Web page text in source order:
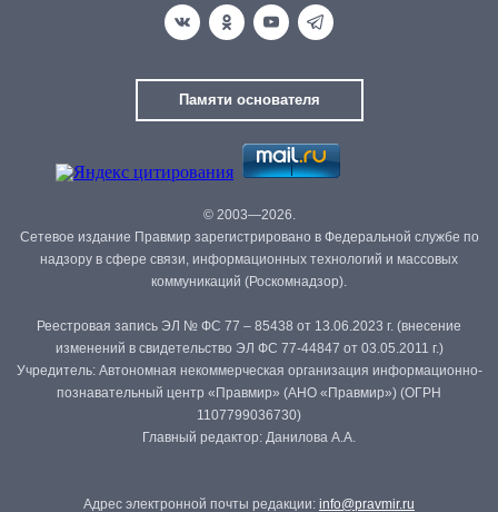
Памяти основателя
© 2003—2026.
Сетевое издание Правмир зарегистрировано в Федеральной службе по
надзору в сфере связи, информационных технологий и массовых
коммуникаций (Роскомнадзор).
Реестровая запись ЭЛ № ФС 77 – 85438 от 13.06.2023 г. (внесение
изменений в свидетельство ЭЛ ФС 77-44847 от 03.05.2011 г.)
Учредитель: Автономная некоммерческая организация информационно-
познавательный центр «Правмир» (АНО «Правмир») (ОГРН
1107799036730)
Главный редактор: Данилова А.А.
Адрес электронной почты редакции: info@pravmir.ru